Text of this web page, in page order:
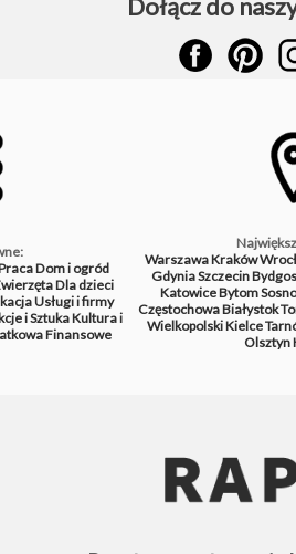
Dołącz do
Dom i ogród
Dla dzieci
Usługi i firmy
i SztukaKultura i
Finansowe
WarszawaKraków
GdyniaSzczecin
KatowiceBytom
CzęstochowaBiałystok
WielkopolskiKielce
Olsztyn